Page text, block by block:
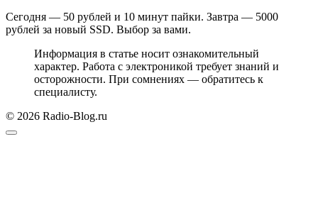
Сегодня — 50 рублей и 10 минут пайки. Завтра — 5000
рублей за новый SSD. Выбор за вами.
Информация в статье носит ознакомительный
характер. Работа с электроникой требует знаний и
осторожности. При сомнениях — обратитесь к
специалисту.
© 2026 Radio-Blog.ru